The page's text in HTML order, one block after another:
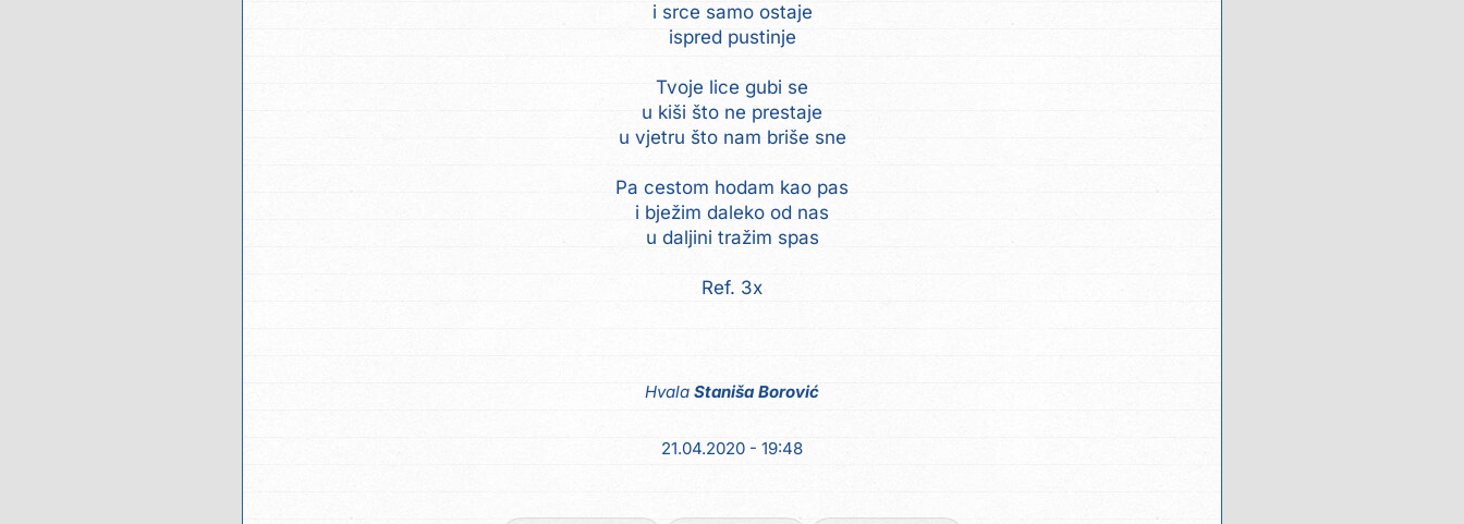
i srce samo ostaje
ispred pustinje
Tvoje lice gubi se
u kiši što ne prestaje
u vjetru što nam briše sne
Pa cestom hodam kao pas
i bježim daleko od nas
u daljini tražim spas
Ref. 3x
Hvala Staniša Borović
21.04.2020 - 19:48